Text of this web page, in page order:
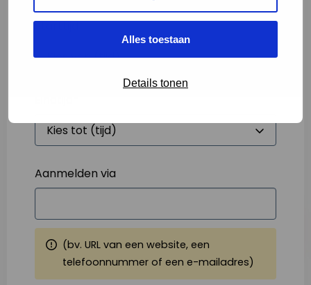
Alles toestaan
Details tonen
Starttijd*
Aanmelden via
(bv. URL van een website, een
telefoonnummer of een e-mailadres)